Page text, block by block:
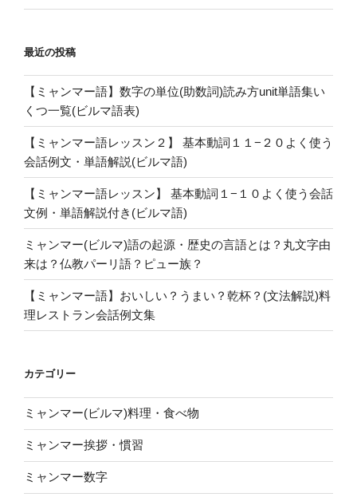
最近の投稿
【ミャンマー語】数字の単位(助数詞)読み方unit単語集い
くつ一覧(ビルマ語表)
【ミャンマー語レッスン２】 基本動詞１１−２０よく使う
会話例文・単語解説(ビルマ語)
【ミャンマー語レッスン】 基本動詞１−１０よく使う会話
文例・単語解説付き(ビルマ語)
ミャンマー(ビルマ)語の起源・歴史の言語とは？丸文字由
来は？仏教パーリ語？ピュー族？
【ミャンマー語】おいしい？うまい？乾杯？(文法解説)料
理レストラン会話例文集
カテゴリー
ミャンマー(ビルマ)料理・食べ物
ミャンマー挨拶・慣習
ミャンマー数字